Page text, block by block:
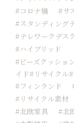
#コロナ禍
#サ
#スタンディング
#テレワークデス
#ハイブリッド
#ビーズクッショ
イド#リサイクル
#フィンランド
#リサイクル素材
#北欧家具
#北